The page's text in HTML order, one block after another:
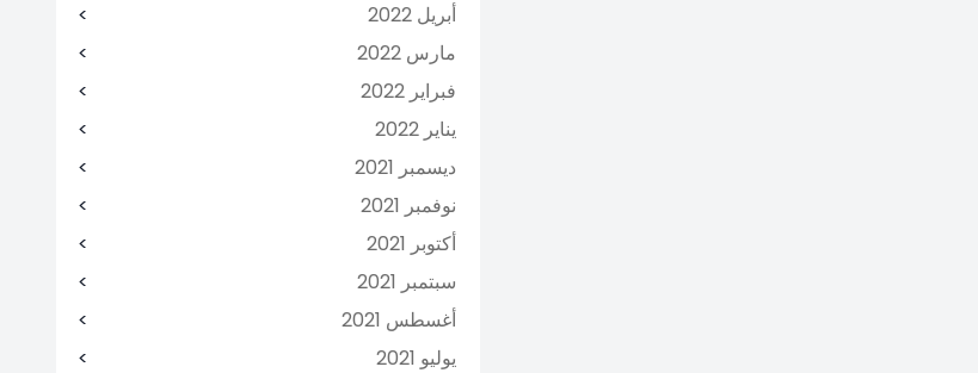
أبريل 2022
مارس 2022
فبراير 2022
يناير 2022
ديسمبر 2021
نوفمبر 2021
أكتوبر 2021
سبتمبر 2021
أغسطس 2021
يوليو 2021